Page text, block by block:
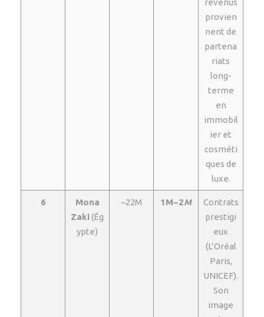
revenus
provien
nent de
partena
riats
long-
terme
en
immobil
ier et
cosméti
ques de
luxe.
6
Mona
Zaki(Ég
ypte)
~22M 1M−2M
Contrats
prestigi
eux
(L’Oréal
Paris,
UNICEF).
Son
image